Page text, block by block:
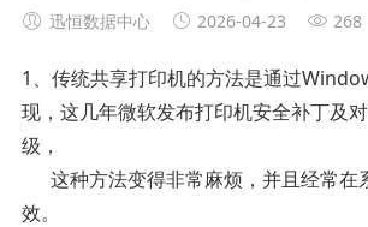
迅恒数据中心 2026-04-23 268
1、传统共享打印机的方法是通过
现，这几年微软发布打印机安全补丁及
级，
这种方法变得非常麻烦，并且经常在
效。